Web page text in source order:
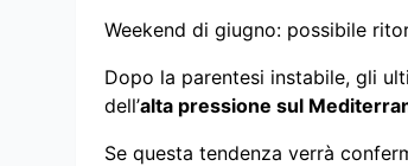
Weekend di giugno: possibile
Dopo la parentesi instabile, gli
dell’alta pressione sul
Se questa tendenza verrà